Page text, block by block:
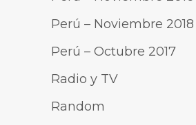
Perú – Noviembre 2018
Perú – Octubre 2017
Radio y TV
Random